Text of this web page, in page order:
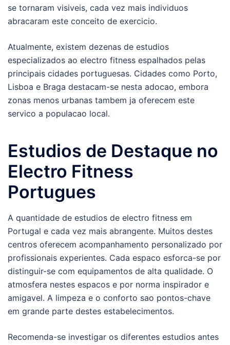
se tornaram visiveis, cada vez mais individuos
abracaram este conceito de exercicio.
Atualmente, existem dezenas de estudios
especializados ao electro fitness espalhados pelas
principais cidades portuguesas. Cidades como Porto,
Lisboa e Braga destacam-se nesta adocao, embora
zonas menos urbanas tambem ja oferecem este
servico a populacao local.
Estudios de Destaque no
Electro Fitness
Portugues
A quantidade de estudios de electro fitness em
Portugal e cada vez mais abrangente. Muitos destes
centros oferecem acompanhamento personalizado por
profissionais experientes. Cada espaco esforca-se por
distinguir-se com equipamentos de alta qualidade. O
atmosfera nestes espacos e por norma inspirador e
amigavel. A limpeza e o conforto sao pontos-chave
em grande parte destes estabelecimentos.
Recomenda-se investigar os diferentes estudios antes